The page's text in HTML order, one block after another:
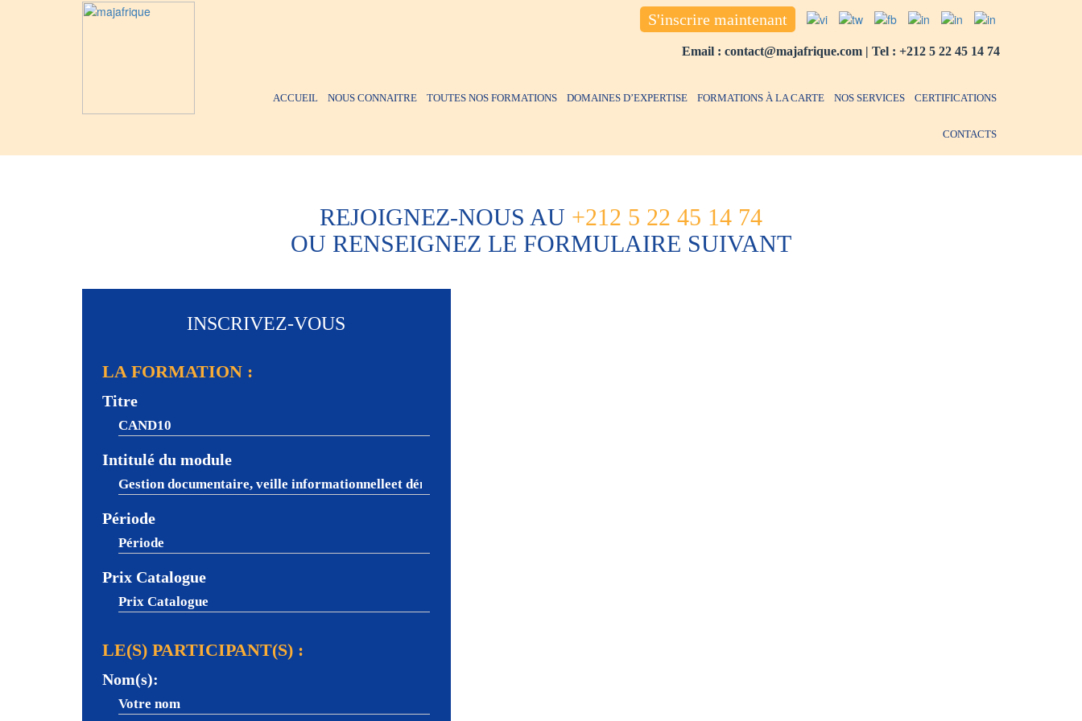
S'inscrire maintenant
Email : contact@majafrique.com | Tel : +212 5 22 45 14 74
ACCUEIL NOUS CONNAITRE TOUTES NOS FORMATIONS DOMAINES D’EXPERTISE FORMATIONS À LA CARTE NOS SERVICES CERTIFICATIONS
CONTACTS
REJOIGNEZ-NOUS AU +212 5 22 45 14 74
OU RENSEIGNEZ LE FORMULAIRE SUIVANT
INSCRIVEZ-VOUS
LA FORMATION :
Titre
Intitulé du module
Période
Prix Catalogue
LE(S) PARTICIPANT(S) :
Nom(s):